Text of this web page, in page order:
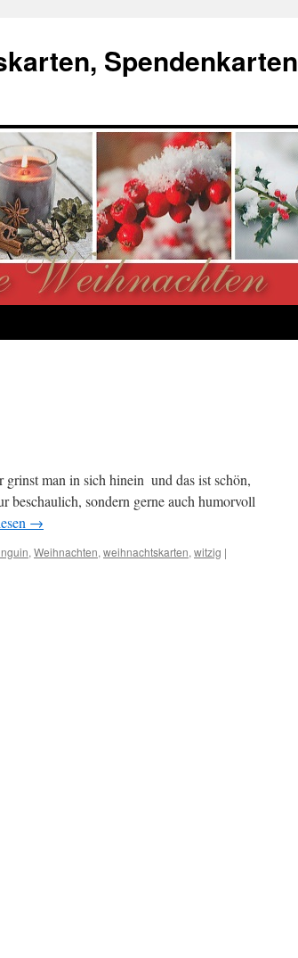
Spendenkarten
man in sich hinein  und das ist schön,
beschaulich, sondern gerne auch humorvoll
→
, Weihnachten, weihnachtskarten, witzig |